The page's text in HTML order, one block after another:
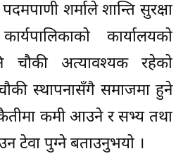
शर्माले शान्ति सुरक्षा
कार्यालयको
चौकी अत्यावश्यक रहेको
स्थापनासँगै समाजमा हुने
कमी आउने र सभ्य तथा
टेवा पुग्ने बताउनुभयो ।